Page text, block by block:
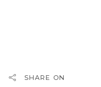
SHARE ON